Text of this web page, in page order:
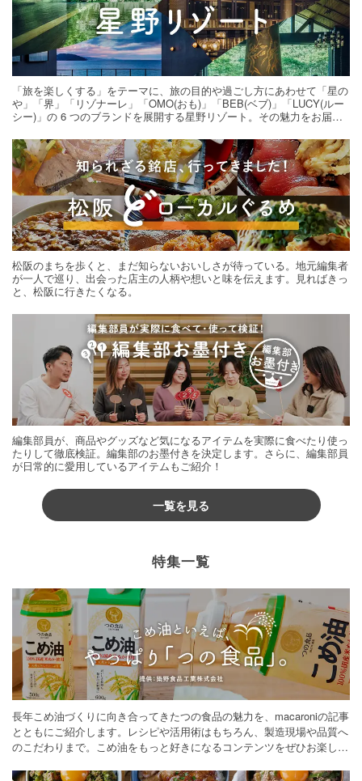
「旅を楽しくする」をテーマに、旅の目的や過ごし方にあわせて「星の
や」「界」「リゾナーレ」「OMO(おも)」「BEB(ベブ)」「LUCY(ルー
シー)」の 6 つのブランドを展開する星野リゾート。その魅力をお届け
松阪のまちを歩くと、まだ知らないおいしさが待っている。地元編集者
が一人で巡り、出会った店主の人柄や想いと味を伝えます。見ればきっ
と、松阪に行きたくなる。
編集部員が、商品やグッズなど気になるアイテムを実際に食べたり使っ
たりして徹底検証。編集部のお墨付きを決定します。さらに、編集部員
が日常的に愛用しているアイテムもご紹介！
一覧を見る
特集一覧
長年こめ油づくりに向き合ってきたつの食品の魅力を、macaroniの記事
とともにご紹介します。レシピや活用術はもちろん、製造現場や品質へ
のこだわりまで。こめ油をもっと好きになるコンテンツをぜひお楽しみ